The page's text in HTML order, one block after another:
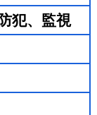
犯、監視